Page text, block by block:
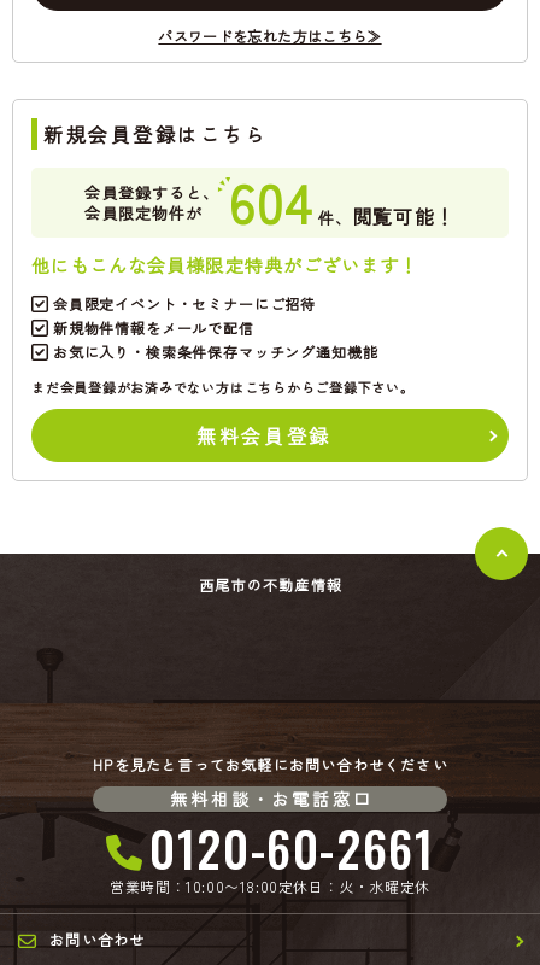
パスワードを忘れた方はこちら≫
新規会員登録はこちら
会員登録すると、
会員限定物件が
604 件、 閲覧可能！
他にもこんな会員様限定特典がございます！
会員限定イベント・セミナーにご招待
新規物件情報をメールで配信
お気に入り・検索条件保存マッチング通知機能
まだ会員登録がお済みでない方はこちらからご登録下さい。
無料会員登録
西尾市の不動産情報
HPを見たと言ってお気軽にお問い合わせください
無料相談・お電話窓口
0120-60-2661
営業時間：10:00〜18:00定休日：火・水曜定休
お問い合わせ